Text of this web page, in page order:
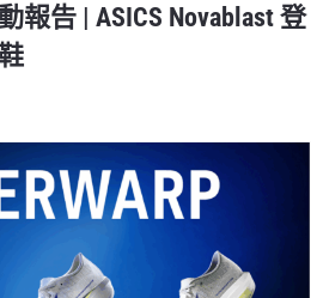
報告 | ASICS Novablast 登